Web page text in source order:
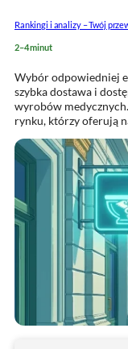
Rankingi i analizy – Twój
2–4 minut
Wybór odpowiedniej
szybka dostawa i
wyrobów
rynku, którzy oferują